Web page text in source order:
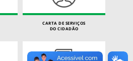
CARTA DE SERVIÇOS
DO CIDADÃO